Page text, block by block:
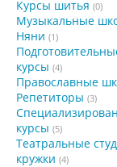
Курсы шитья (0)
Музыкальные
Няни (1)
курсы (4)
Православные
Репетиторы (3)
курсы (5)
Театральные
кружки (4)